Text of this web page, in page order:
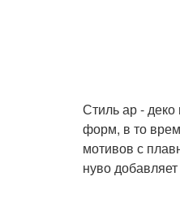
Стиль ар - деко
форм, в то
мотивов с
нуво